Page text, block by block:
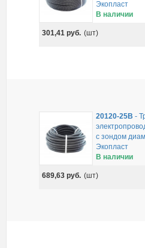
Экопласт
В наличии
301,41 руб. (шт)
20120-25B -
с зондом
Экопласт
В наличии
689,63 руб. (шт)